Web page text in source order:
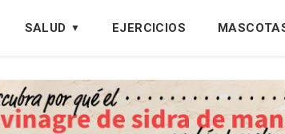
SALUD EJERCICIOS